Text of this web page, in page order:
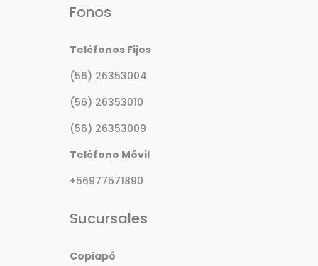
Fonos
Teléfonos Fijos
(56) 26353004
(56) 26353010
(56) 26353009
Teléfono Móvil
+56977571890
Sucursales
Copiapó